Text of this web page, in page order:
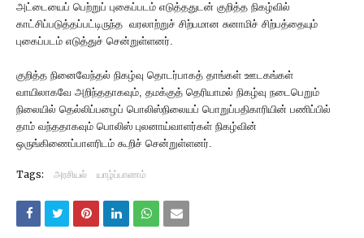
அட்டையைப் பெற்றுப் புகைப்படம் எடுத்ததுடன் குறித்த நிகழ்வில்
காட்சிப்படுத்தப்பட்டிருந்த வரலாற்றுச் சிற்பமான சுனாமிச் சிற்பத்தையும்
புகைப்படம் எடுத்துச் சென்றுள்ளனர்.
குறித்த நினைவேந்தல் நிகழ்வு தொடர்பாகத் தாங்கள் ஊடகங்கள்
வாயிலாகவே அறிந்ததாகவும், தமக்குத் தெரியாமல் நிகழ்வு நடைபெறும்
நிலையில் தெல்லிப்பழைப் பொலிஸ்நிலையப் பொறுப்பதிகாரியின் பணிப்பில்
தாம் வந்ததாகவும் பொலிஸ் புலனாய்வாளர்கள் நிகழ்வின்
ஒருங்கிணைப்பாளரிடம் கூறிச் சென்றுள்ளனர்.
Tags: அரசியல் யாழ்ப்பாணம்